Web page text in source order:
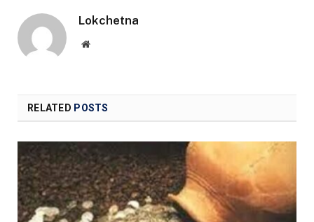
Lokchetna
Website
RELATED POSTS